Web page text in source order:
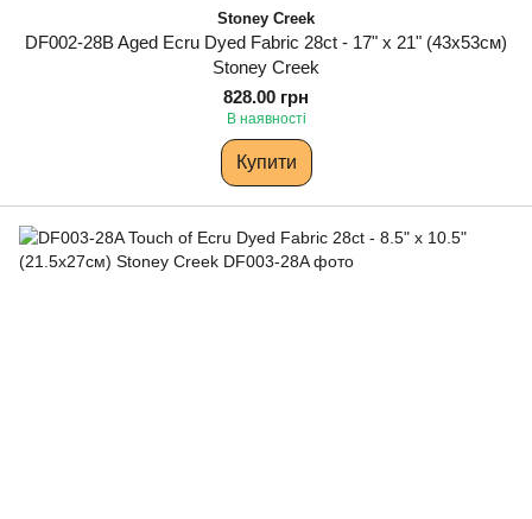
Stoney Creek
DF002-28B Aged Ecru Dyed Fabric 28ct - 17" x 21" (43х53см)
Stoney Creek
828.00 грн
В наявності
Купити